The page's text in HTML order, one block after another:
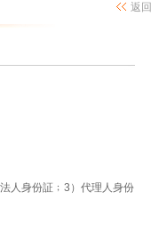
返回
人身份証﹔3）代理人身份